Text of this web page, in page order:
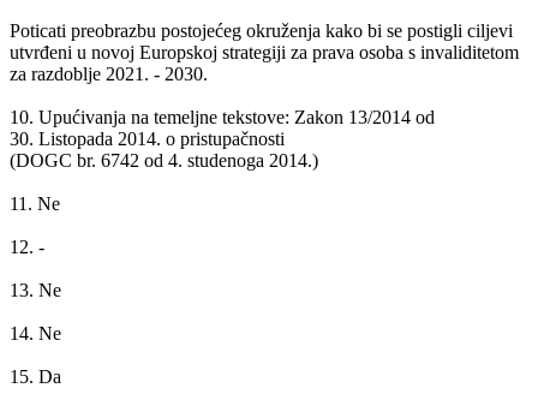
Poticati preobrazbu postojećeg okruženja kako bi se postigli ciljevi
utvrđeni u novoj Europskoj strategiji za prava osoba s invaliditetom
za razdoblje 2021. - 2030.
10. Upućivanja na temeljne tekstove: Zakon 13/2014 od
30. Listopada 2014. o pristupačnosti
(DOGC br. 6742 od 4. studenoga 2014.)
11. Ne
12. -
13. Ne
14. Ne
15. Da